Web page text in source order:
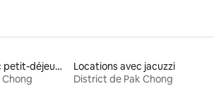
Locations avec petit-déjeuner
Locations avec jacuzzi
District de Pak Chong